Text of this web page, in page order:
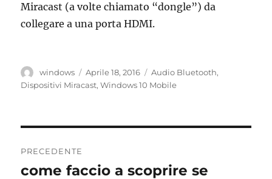
Miracast (a volte chiamato “dongle”) da
collegare a una porta HDMI.
Autore
windows
Pubblicato
il
Aprile 18, 2016 Tag
Audio Bluetooth,
Dispositivi Miracast,Windows 10 Mobile
articoli
PRECEDENTE
Articolo
come faccio a scoprire se